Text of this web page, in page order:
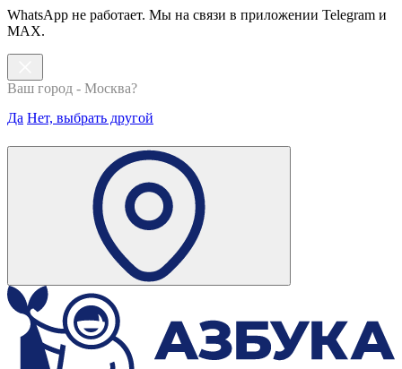
WhatsApp не работает. Мы на связи в приложении Telegram и
MAX.
Ваш город - Москва?
Да Нет, выбрать другой